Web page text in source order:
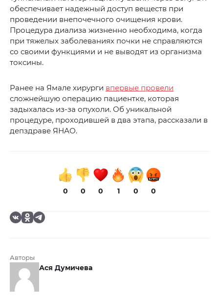
обеспечивает надежный доступ веществ при
проведении внепочечного очищения крови.
Процедура диализа жизненно необходима, когда
при тяжелых заболеваниях почки не справляются
со своими функциями и не выводят из организма
токсины.
Ранее на Ямале хирурги впервые провели
сложнейшую операцию пациентке, которая
задыхалась из-за опухоли. Об уникальной
процедуре, проходившей в два этапа, рассказали в
депздраве ЯНАО.
0 0 0 1 0 0
Авторы
Ася Думичева